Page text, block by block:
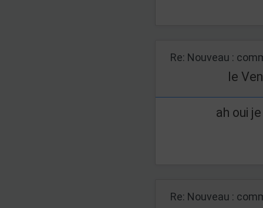
Re: Nouveau :
le
ah oui
Re: Nouveau :